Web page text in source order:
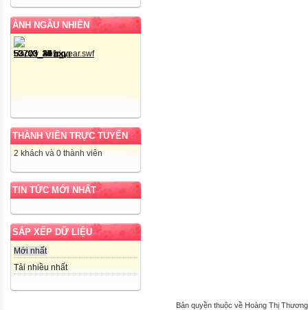
ẢNH NGẪU NHIÊN
THÀNH VIÊN TRỰC TUYẾN
2 khách và 0 thành viên
TIN TỨC MỚI NHẤT
SẮP XẾP DỮ LIỆU
Mới nhất
Tải nhiều nhất
Bản quyền thuộc về Hoàng Thị